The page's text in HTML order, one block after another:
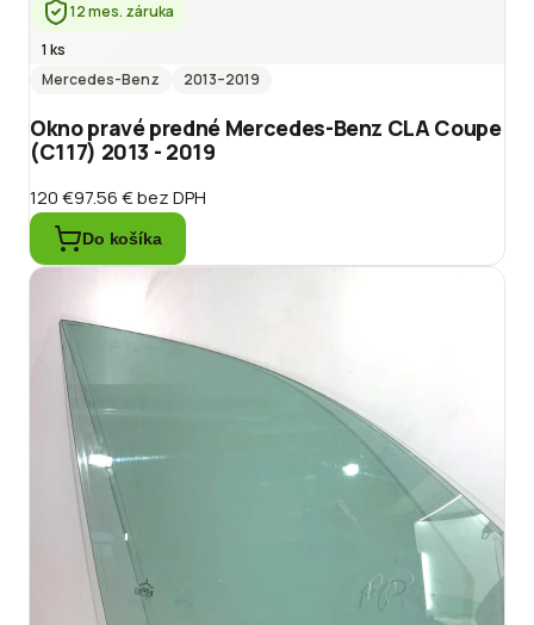
12 mes. záruka
1 ks
Mercedes-Benz
2013–2019
Okno pravé predné Mercedes-Benz CLA Coupe
(C117) 2013 - 2019
120 €97.56 €bez DPH
Do košíka